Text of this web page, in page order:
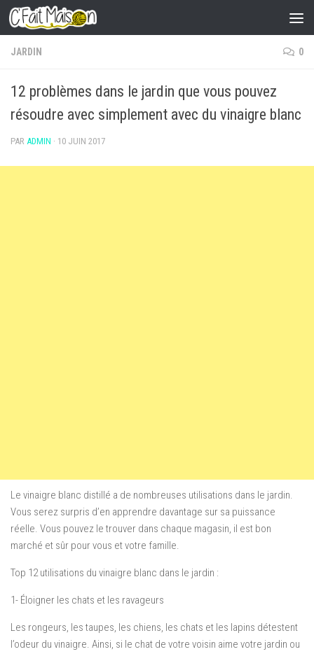
Skip to content
JARDIN 0
12 problèmes dans le jardin que vous pouvez
résoudre avec simplement avec du vinaigre blanc
PAR ADMIN · 10 JUIN 2017
Le vinaigre blanc distillé a de nombreuses utilisations dans le jardin.
Vous serez surpris d’en apprendre davantage sur sa puissance
réelle. Vous pouvez le trouver dans chaque magasin, il est bon
marché et sûr pour vous et votre famille.
Top 12 utilisations du vinaigre blanc dans le jardin :
1- Éloigner les chats et les ravageurs
Les rongeurs, les taupes, les chiens, les chats et les lapins détestent
l’odeur du vinaigre. Ainsi, si le chat de votre voisin aime votre jardin ou